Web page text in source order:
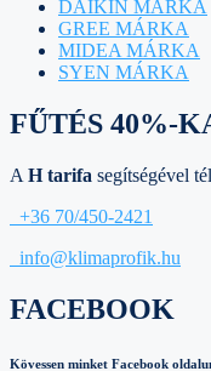
DAIKIN MÁRKA
GREE MÁRKA
MIDEA MÁRKA
SYEN MÁRKA
FŰTÉS 40%-
A H tarifa segítségével
+36 70/450-2421
info@klimaprofik.hu
FACEBOOK
Kövessen minket Facebook